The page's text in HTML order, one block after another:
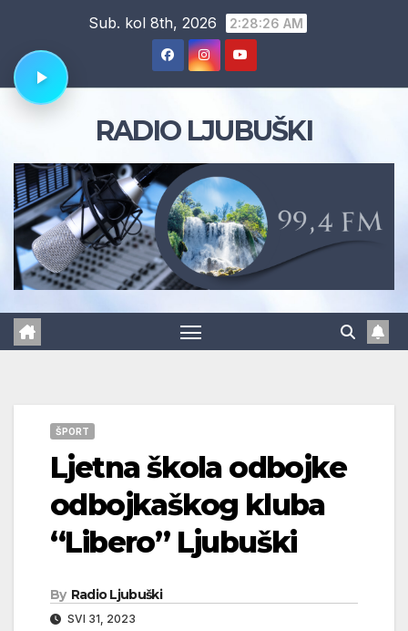
content
Sub. kol 8th, 2026 2:28:26 AM
RADIO LJUBUŠKI
ŠPORT
Ljetna škola odbojke
odbojkaškog kluba
“Libero” Ljubuški
By Radio Ljubuški
SVI 31, 2023